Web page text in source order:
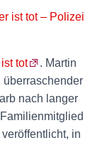
ist tot – Polizei
tot
. Martin
überraschender
nach langer
in